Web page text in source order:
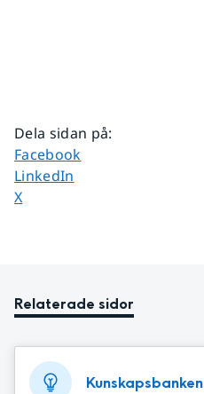
Dela sidan på:
Dela sidan på
Facebook
Dela sidan på
LinkedIn
Dela sidan på
X
Relaterade sidor
Kunskapsbanken